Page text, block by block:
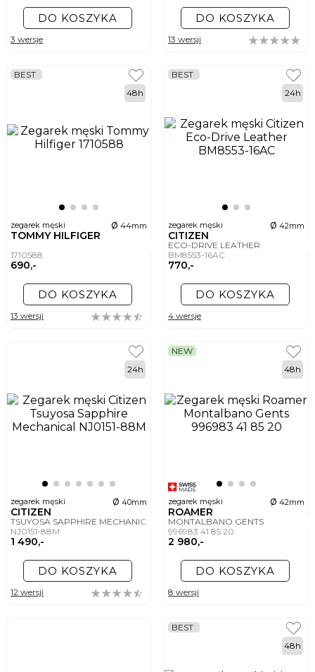
DO KOSZYKA
3 wersje
DO KOSZYKA
13 wersji
zegarek męski ø 44mm
TOMMY HILFIGER
1710588
690,-
BEST
48h
DO KOSZYKA
13 wersji
zegarek męski ø 42mm
CITIZEN
ECO-DRIVE LEATHER
BM8553-16AC
770,-
BEST
24h
DO KOSZYKA
4 wersje
zegarek męski ø 40mm
CITIZEN
TSUYOSA SAPPHIRE MECHANICAL
NJ0151-88M
1 490,-
24h
DO KOSZYKA
12 wersji
zegarek męski ø 42mm
ROAMER
MONTALBANO GENTS
996983 41 85 20
2 980,-
NEW
48h
DO KOSZYKA
8 wersji
BEST
48h